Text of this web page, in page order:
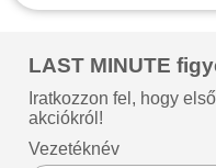
LAST MINUTE
Iratkozzon fel, hogy
akciókról!
Vezetéknév